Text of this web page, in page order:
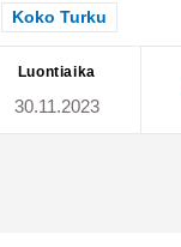
Rajaa tulokset
Koko Turku
Luontiaika
30.11.2023